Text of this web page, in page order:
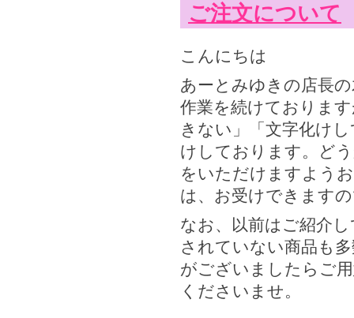
ご注文について
こんにちは
あーとみゆきの店長
作業を続けておりま
きない」「文字化け
けしております。ど
をいただけますよう
は、お受けできます
なお、以前はご紹介
されていない商品も
がございましたらご
くださいませ。